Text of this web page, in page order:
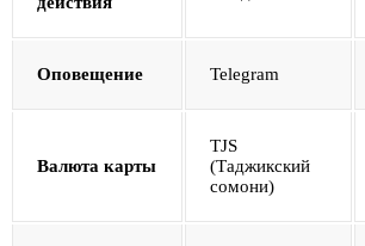
Оповещение Telegram
Валюта карты
TJS
(Таджикский
сомони)